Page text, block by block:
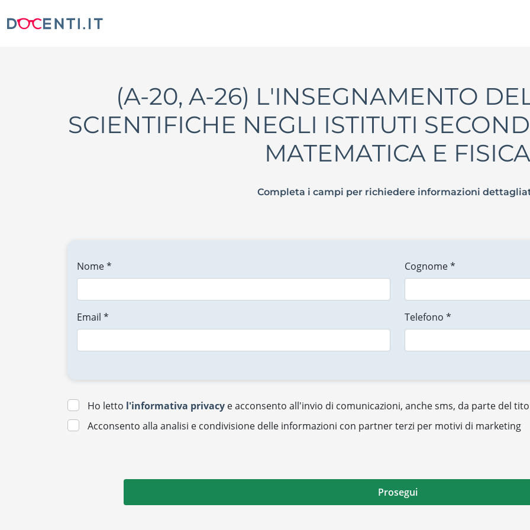
(A-20, A-26) L'INSEGNAMENTO
SCIENTIFICHE NEGLI ISTITUTI
MATEMATICA E FISICA
Completa i campi per richiedere informazioni
Nome * Cognome *
Email * Telefono *
Ho letto l'informativa privacy e acconsento all'invio di comunicazioni, anche sms, da parte del
Acconsento alla analisi e condivisione delle informazioni con partner terzi per motivi di marketing